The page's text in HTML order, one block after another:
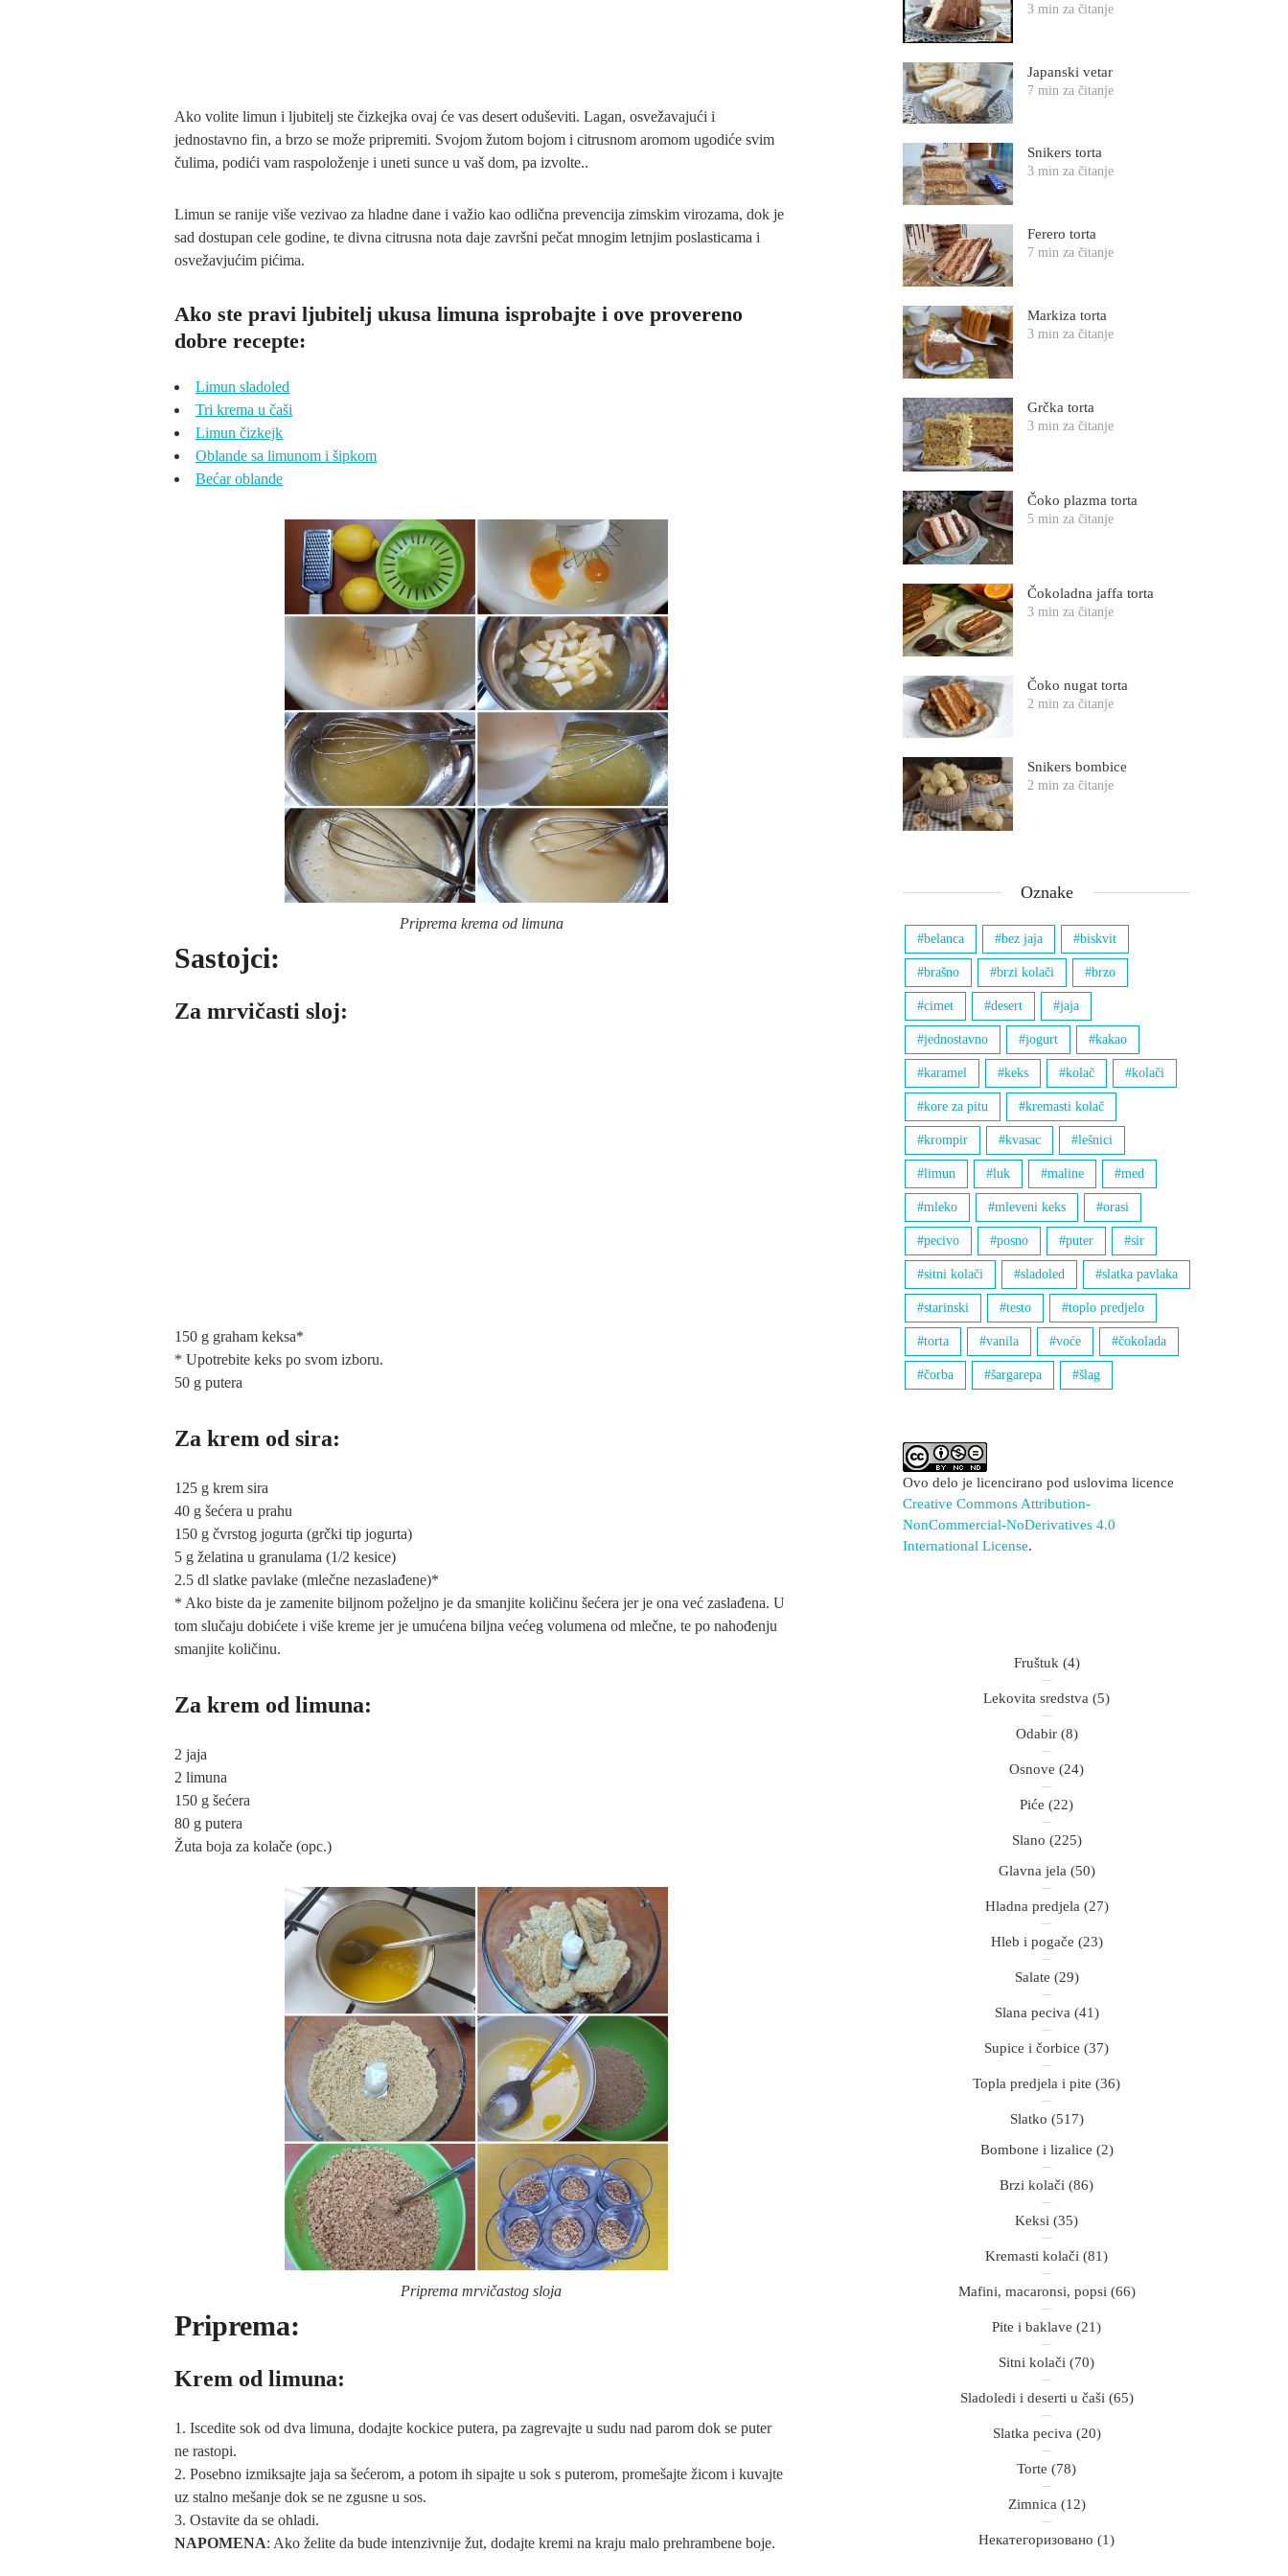
Ako volite limun i ljubitelj ste čizkejka ovaj će vas desert oduševiti. Lagan, osvežavajući i
jednostavno fin, a brzo se može pripremiti. Svojom žutom bojom i citrusnom aromom ugodiće svim
čulima, podići vam raspoloženje i uneti sunce u vaš dom, pa izvolte..
Limun se ranije više vezivao za hladne dane i važio kao odlična prevencija zimskim virozama, dok je
sad dostupan cele godine, te divna citrusna nota daje završni pečat mnogim letnjim poslasticama i
osvežavjućim pićima.
Ako ste pravi ljubitelj ukusa limuna isprobajte i ove provereno
dobre recepte:
Limun sladoled
Tri krema u čaši
Limun čizkejk
Oblande sa limunom i šipkom
Bećar oblande
Priprema krema od limuna
Sastojci:
Za mrvičasti sloj:
150 g graham keksa*
* Upotrebite keks po svom izboru.
50 g putera
Za krem od sira:
125 g krem sira
40 g šećera u prahu
150 g čvrstog jogurta (grčki tip jogurta)
5 g želatina u granulama (1/2 kesice)
2.5 dl slatke pavlake (mlečne nezaslađene)*
* Ako biste da je zamenite biljnom poželjno je da smanjite količinu šećera jer je ona već zaslađena. U
tom slučaju dobićete i više kreme jer je umućena biljna većeg volumena od mlečne, te po nahođenju
smanjite količinu.
Za krem od limuna:
2 jaja
2 limuna
150 g šećera
80 g putera
Žuta boja za kolače (opc.)
Priprema mrvičastog sloja
Priprema:
Krem od limuna:
1. Iscedite sok od dva limuna, dodajte kockice putera, pa zagrevajte u sudu nad parom dok se puter
ne rastopi.
2. Posebno izmiksajte jaja sa šećerom, a potom ih sipajte u sok s puterom, promešajte žicom i kuvajte
uz stalno mešanje dok se ne zgusne u sos.
3. Ostavite da se ohladi.
NAPOMENA: Ako želite da bude intenzivnije žut, dodajte kremi na kraju malo prehrambene boje.
3 min za čitanje
Japanski vetar
7 min za čitanje
Snikers torta
3 min za čitanje
Ferero torta
7 min za čitanje
Markiza torta
3 min za čitanje
Grčka torta
3 min za čitanje
Čoko plazma torta
5 min za čitanje
Čokoladna jaffa torta
3 min za čitanje
Čoko nugat torta
2 min za čitanje
Snikers bombice
2 min za čitanje
Oznake
belanca bez jaja biskvit
brašno brzi kolači brzo
cimet desert jaja
jednostavno jogurt kakao
karamel keks kolač kolači
kore za pitu kremasti kolač
krompir kvasac lešnici
limun luk maline med
mleko mleveni keks orasi
pecivo posno puter sir
sitni kolači sladoled slatka pavlaka
starinski testo toplo predjelo
torta vanila voće čokolada
čorba šargarepa šlag
Ovo delo je licencirano pod uslovima licence
Creative Commons Attribution-
NonCommercial-NoDerivatives 4.0
International License.
Fruštuk (4)
Lekovita sredstva (5)
Odabir(8)
Osnove (24)
Piće (22)
Slano (225)
Glavna jela (50)
Hladna predjela (27)
Hleb i pogače (23)
Salate (29)
Slana peciva (41)
Supice i čorbice (37)
Topla predjela i pite (36)
Slatko (517)
Bombone i lizalice (2)
Brzi kolači (86)
Keksi (35)
Kremasti kolači (81)
Mafini, macaronsi, popsi (66)
Pite i baklave (21)
Sitni kolači (70)
Sladoledi i deserti u čaši (65)
Slatka peciva (20)
Torte (78)
Zimnica (12)
Некатегоризовано (1)